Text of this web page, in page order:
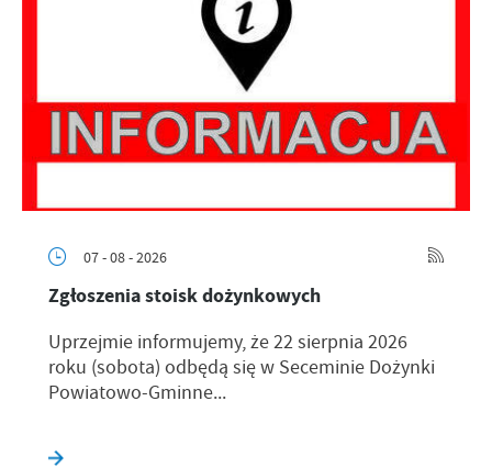
07 - 08 - 2026
Zgłoszenia stoisk dożynkowych
Uprzejmie informujemy, że 22 sierpnia 2026
roku (sobota) odbędą się w Seceminie Dożynki
Powiatowo-Gminne...